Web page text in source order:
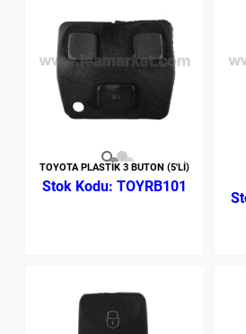
TOYOTA PLASTİK 3 BUTON (5'Lİ)
TOYRB101